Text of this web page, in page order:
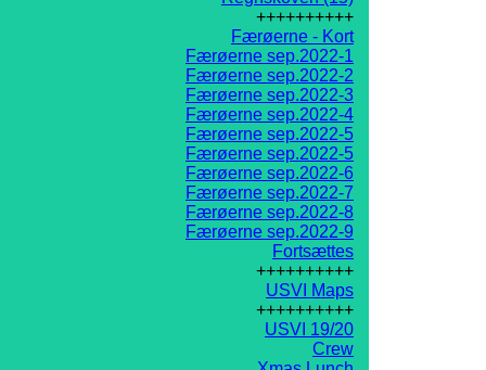
++++++++++
Færøerne - Kort
Færøerne sep.2022-1
Færøerne sep.2022-2
Færøerne sep.2022-3
Færøerne sep.2022-4
Færøerne sep.2022-5
Færøerne sep.2022-5
Færøerne sep.2022-6
Færøerne sep.2022-7
Færøerne sep.2022-8
Færøerne sep.2022-9
Fortsættes
++++++++++
USVI Maps
++++++++++
USVI 19/20
Crew